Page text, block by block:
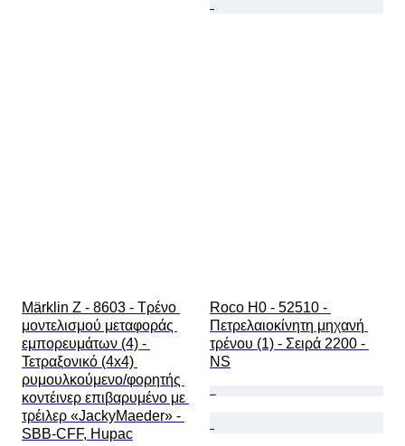
Märklin Z - 8603 - Τρένο
μοντελισμού μεταφοράς
εμπορευμάτων (4) -
Τετραξονικό (4x4)
ρυμουλκούμενο/φορητής
κοντέινερ επιβαρυμένο με
τρέιλερ «JackyMaeder» -
SBB-CFF, Hupac
Roco H0 - 52510 -
Πετρελαιοκίνητη μηχανή
τρένου (1) - Σειρά 2200 -
NS